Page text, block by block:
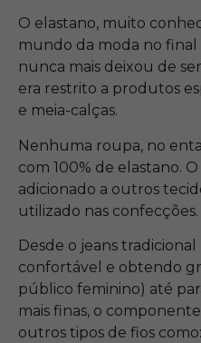
O elastano, muito
mundo da moda no final
nunca mais deixou de
era restrito a produtos
e meia-calças.
Nenhuma roupa, no
com 100% de elastano.
adicionado a outros
utilizado nas confecções.
Desde o jeans
confortável e obtendo
público feminino) até
mais finas, o
outros tipos de fios como: